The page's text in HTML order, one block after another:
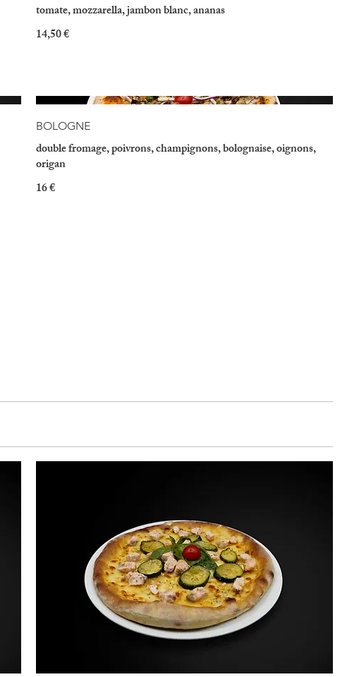
tomate, mozzarella, jambon blanc, ananas
14,50 €
BOLOGNE
double fromage, poivrons, champignons, bolognaise, oignons,
origan
16 €